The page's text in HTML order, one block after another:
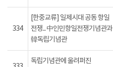
334
[한중교류] 일제시대 공동 항일
전쟁... 中인민항일전쟁기념관과
韓독립기념관
독립기념관에 울려퍼진